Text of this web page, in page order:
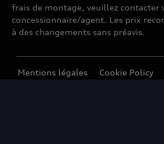
frais de montage, veuillez contacter
concessionnaire/agent. Les prix
à des changements sans préavis.
Mentions légales Cookie Policy